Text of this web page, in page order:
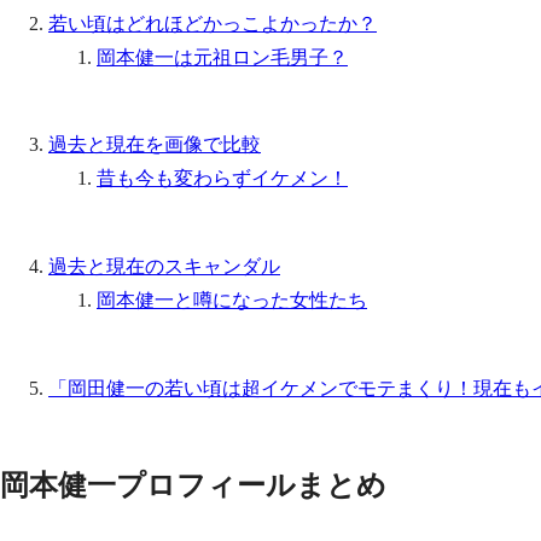
若い頃はどれほどかっこよかったか？
岡本健一は元祖ロン毛男子？
過去と現在を画像で比較
昔も今も変わらずイケメン！
過去と現在のスキャンダル
岡本健一と噂になった女性たち
「岡田健一の若い頃は超イケメンでモテまくり！現在
岡本健一プロフィールまとめ